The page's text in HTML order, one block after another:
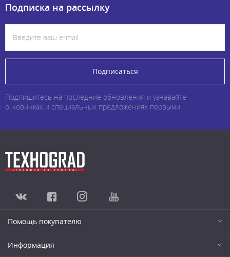
Подписка на рассылку
Подписаться
Подпишитесь на последние обновления и узнавайте
о новинках и специальных предложениях первыми
Помощь покупателю
Информация